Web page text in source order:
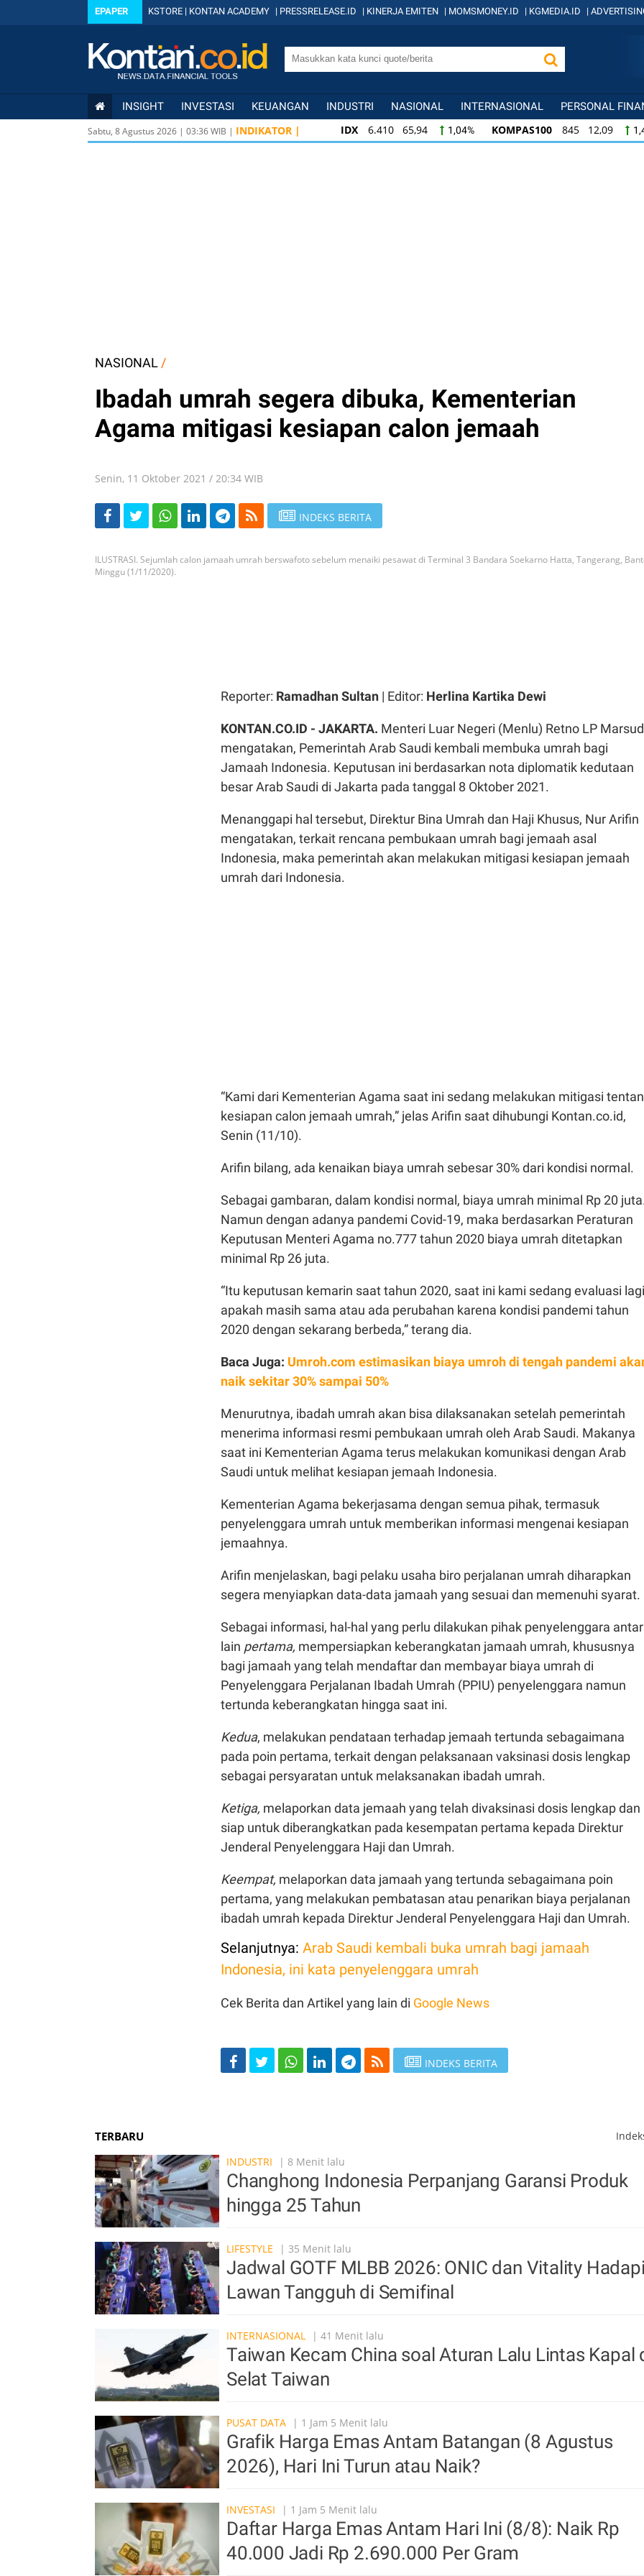
EPAPER KSTORE | KONTAN ACADEMY | PRESSRELEASE.ID | KINERJA EMITEN | MOMSMONEY.ID | KGMEDIA.ID |
INSIGHT INVESTASI KEUANGAN INDUSTRI NASIONAL INTERNASIONAL PERSONAL
Sabtu, 8 Agustus 2026 | 03:36WIB | INDIKATOR | IDX 6.410 65,94 1,04% KOMPAS100 845 12,09
KOMPAS100 845 12,09 1,45% LQ45 640 9,44
NASIONAL /
Ibadah umrah segera dibuka, Kementerian
Agama mitigasi kesiapan calon jemaah
Senin, 11 Oktober 2021 / 20:34 WIB
INDEKS BERITA
ILUSTRASI. Sejumlah calon jamaah umrah berswafoto sebelum menaiki pesawat di Terminal 3 Bandara Soekarno Hatta, Tangerang,
Minggu (1/11/2020).
Reporter: Ramadhan Sultan | Editor: Herlina Kartika Dewi
KONTAN.CO.ID - JAKARTA. Menteri Luar Negeri (Menlu) Retno LP
mengatakan, Pemerintah Arab Saudi kembali membuka umrah bagi
Jamaah Indonesia. Keputusan ini berdasarkan nota diplomatik kedutaan
besar Arab Saudi di Jakarta pada tanggal 8 Oktober 2021.
Menanggapi hal tersebut, Direktur Bina Umrah dan Haji Khusus, Nur Arifin
mengatakan, terkait rencana pembukaan umrah bagi jemaah asal
Indonesia, maka pemerintah akan melakukan mitigasi kesiapan jemaah
umrah dari Indonesia.
“Kami dari Kementerian Agama saat ini sedang melakukan mitigasi
kesiapan calon jemaah umrah,” jelas Arifin saat dihubungi Kontan.co.id,
Senin (11/10).
Arifin bilang, ada kenaikan biaya umrah sebesar 30% dari kondisi normal.
Sebagai gambaran, dalam kondisi normal, biaya umrah minimal Rp 20
Namun dengan adanya pandemi Covid-19, maka berdasarkan Peraturan
Keputusan Menteri Agama no.777 tahun 2020 biaya umrah ditetapkan
minimal Rp 26 juta.
“Itu keputusan kemarin saat tahun 2020, saat ini kami sedang evaluasi lagi
apakah masih sama atau ada perubahan karena kondisi pandemi tahun
2020 dengan sekarang berbeda,” terang dia.
Baca Juga: Umroh.com estimasikan biaya umroh di tengah pandemi
naik sekitar 30% sampai 50%
Menurutnya, ibadah umrah akan bisa dilaksanakan setelah pemerintah
menerima informasi resmi pembukaan umrah oleh Arab Saudi. Makanya
saat ini Kementerian Agama terus melakukan komunikasi dengan Arab
Saudi untuk melihat kesiapan jemaah Indonesia.
Kementerian Agama bekerjasama dengan semua pihak, termasuk
penyelenggara umrah untuk memberikan informasi mengenai kesiapan
jemaahnya.
Arifin menjelaskan, bagi pelaku usaha biro perjalanan umrah diharapkan
segera menyiapkan data-data jamaah yang sesuai dan memenuhi syarat.
Sebagai informasi, hal-hal yang perlu dilakukan pihak penyelenggara
lain pertama, mempersiapkan keberangkatan jamaah umrah, khususnya
bagi jamaah yang telah mendaftar dan membayar biaya umrah di
Penyelenggara Perjalanan Ibadah Umrah (PPIU) penyelenggara namun
tertunda keberangkatan hingga saat ini.
Kedua, melakukan pendataan terhadap jemaah tertunda sebagaimana
pada poin pertama, terkait dengan pelaksanaan vaksinasi dosis lengkap
sebagai persyaratan untuk melaksanakan ibadah umrah.
Ketiga, melaporkan data jemaah yang telah divaksinasi dosis lengkap dan
siap untuk diberangkatkan pada kesempatan pertama kepada Direktur
Jenderal Penyelenggara Haji dan Umrah.
Keempat, melaporkan data jamaah yang tertunda sebagaimana poin
pertama, yang melakukan pembatasan atau penarikan biaya perjalanan
ibadah umrah kepada Direktur Jenderal Penyelenggara Haji dan Umrah.
Selanjutnya: Arab Saudi kembali buka umrah bagi jamaah
Indonesia, ini kata penyelenggara umrah
Cek Berita dan Artikel yang lain di Google News
INDEKS BERITA
TERBARU
INDUSTRI
| 8 Menit lalu
Changhong Indonesia Perpanjang Garansi Produk
hingga 25 Tahun
LIFESTYLE | 35 Menit lalu
Jadwal GOTF MLBB 2026: ONIC dan Vitality
Lawan Tangguh di Semifinal
INTERNASIONAL | 41 Menit lalu
Taiwan Kecam China soal Aturan Lalu Lintas Kapal
Selat Taiwan
PUSAT DATA | 1 Jam 5 Menit lalu
Grafik Harga Emas Antam Batangan (8 Agustus
2026), Hari Ini Turun atau Naik?
INVESTASI | 1 Jam 5 Menit lalu
Daftar Harga Emas Antam Hari Ini (8/8): Naik Rp
40.000 Jadi Rp 2.690.000 Per Gram